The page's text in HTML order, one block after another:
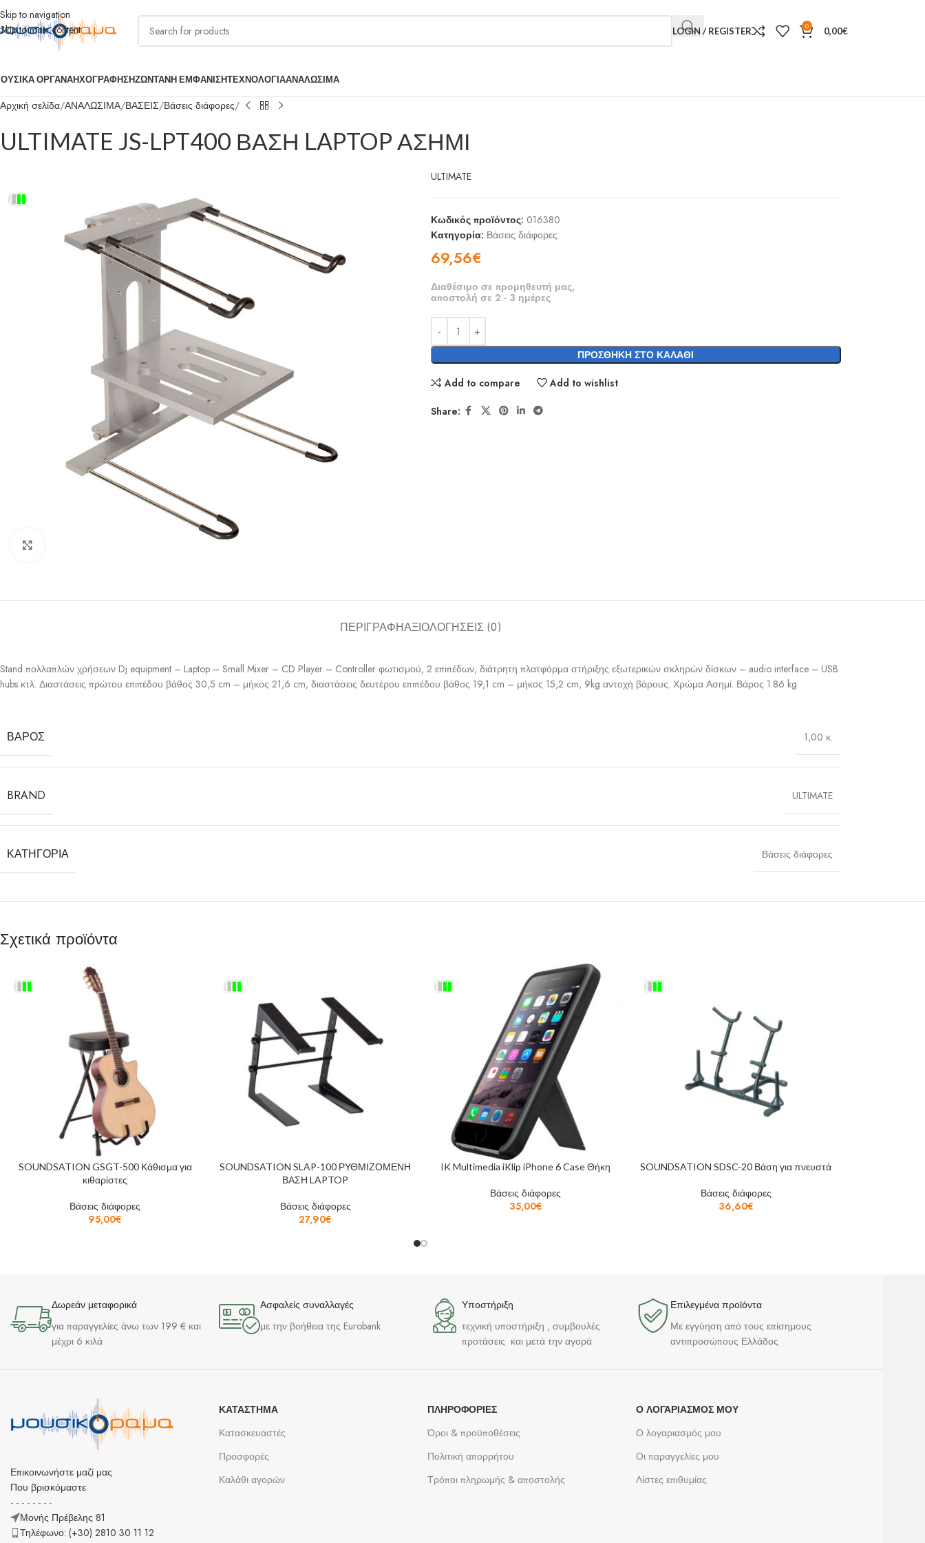
Skip to navigation
Skip to main content
LOGIN / REGISTER 0 0,00€
ΟΡΓΑΝΑΗΧΟΓΡΑΦΗΣΗΖΩΝΤΑΝΗ ΕΜΦΑΝΙΣΗΤΕΧΝΟΛΟΓΙΑΑΝΑΛΩΣΙΜΑ
Αρχική σελίδα ΑΝΑΛΩΣΙΜΑ ΒΑΣΕΙΣ Βάσεις διάφορες
ULTIMATE JS-LPT400 ΒΑΣΗ LAPTOP ΑΣΗΜΙ
ULTIMATE
Κωδικός προϊόντος: 016380
Κατηγορία: Βάσεις διάφορες
69,56€
Διαθέσιμο σε προμηθευτή μας,
αποστολή σε 2 - 3 ημέρες
ΠΡΟΣΘΉΚΗ ΣΤΟ ΚΑΛΆΘΙ
Add to compare Add to wishlist
Share:
ΠΕΡΙΓΡΑΦΉΑΞΙΟΛΟΓΉΣΕΙΣ (0)
Stand πολλαπλών χρήσεων Dj equipment – Laptop – Small Mixer – CD Player – Controller φωτισμού, 2 επιπέδων, διάτρητη πλατφόρμα στήριξης εξωτερικών σκληρών δίσκων – audio interface – USB
hubs κτλ. Διαστάσεις πρώτου επιπέδου βάθος 30,5 cm – μήκος 21,6 cm, διαστάσεις δευτέρου επιπέδου βάθος 19,1 cm – μήκος 15,2 cm, 9kg αντοχή βάρους. Χρώμα Ασημί. Βάρος 1.86 kg.
ΒΆΡΟΣ 1,00 κ.
BRAND ULTIMATE
ΚΑΤΗΓΟΡΊΑ Βάσεις διάφορες
Σχετικά προϊόντα
SOUNDSATION GSGT-500 Κάθισμα για
κιθαρίστες
Βάσεις διάφορες
95,00€
SOUNDSATION SLAP-100 ΡΥΘΜΙΖΟΜΕΝΗ
ΒΑΣΗ LAPTOP
Βάσεις διάφορες
27,90€
IK Multimedia iKlip iPhone 6 Case Θήκη
Βάσεις διάφορες
35,00€
SOUNDSATION SDSC-20 Βάση για πνευστά
Βάσεις διάφορες
36,60€
Δωρεάν μεταφορικά
για παραγγελίες άνω των 199 € και
μέχρι 6 κιλά
Ασφαλείς συναλλαγές
με την βοήθεια της Eurobank
Υποστήριξη
τεχνική υποστήριξη , συμβουλές
προτάσεις και μετά την αγορά
Επιλεγμένα προϊόντα​
Με εγγύηση από τους επίσημους
αντιπροσώπους Ελλάδος
Επικοινωνήστε μαζί μας
Που βρισκόμαστε
- - - - - - - -
Μονής Πρέβελης 81
Τηλέφωνο: (+30) 2810 30 11 12
ΚΑΤΆΣΤΗΜΑ
Κατασκευαστές
Προσφορές
Καλάθι αγορών
ΠΛΗΡΟΦΟΡΊΕΣ
Όροι & προϋποθέσεις
Πολιτική απορρήτου
Τρόποι πληρωμής & αποστολής
Ο ΛΟΓΑΡΙΑΣΜΌΣ ΜΟΥ
Ο λογαριασμός μου
Οι παραγγελίες μου
Λίστες επιθυμίας